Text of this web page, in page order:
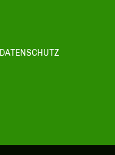
DATENSCHUTZ